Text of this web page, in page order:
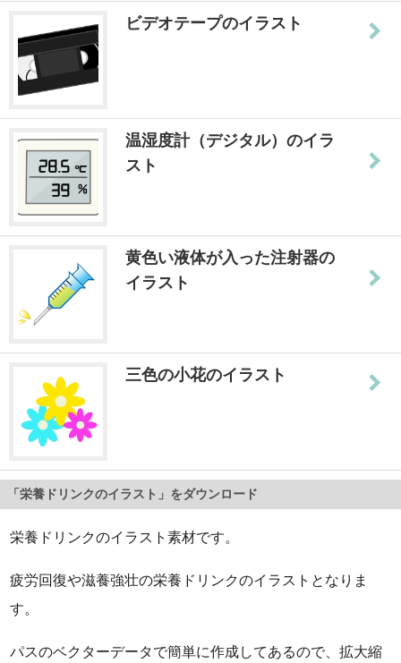
ビデオテープのイラスト
温湿度計（デジタル）のイラ
スト
黄色い液体が入った注射器の
イラスト
三色の小花のイラスト
「栄養ドリンクのイラスト」をダウンロード
栄養ドリンクのイラスト素材です。
疲労回復や滋養強壮の栄養ドリンクのイラストとなりま
す。
パスのベクターデータで簡単に作成してあるので、拡大縮